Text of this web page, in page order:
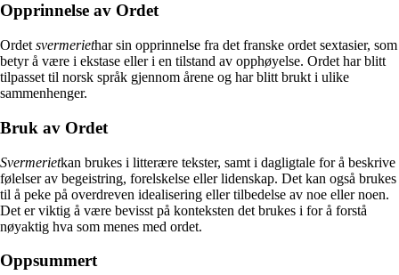
Opprinnelse av Ordet
Ordet svermeriethar sin opprinnelse fra det franske ordet sextasier, som
betyr å være i ekstase eller i en tilstand av opphøyelse. Ordet har blitt
tilpasset til norsk språk gjennom årene og har blitt brukt i ulike
sammenhenger.
Bruk av Ordet
Svermerietkan brukes i litterære tekster, samt i dagligtale for å beskrive
følelser av begeistring, forelskelse eller lidenskap. Det kan også brukes
til å peke på overdreven idealisering eller tilbedelse av noe eller noen.
Det er viktig å være bevisst på konteksten det brukes i for å forstå
nøyaktig hva som menes med ordet.
Oppsummert